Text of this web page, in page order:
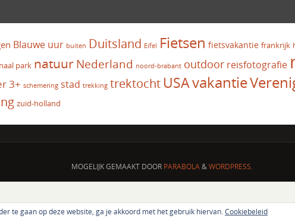
Blauwe uur buiten Duitsland Eifel Fietsen fietsvakantie frankrijk
park natuur Nederland noord-brabant outdoor reisfotografie
3+ schemering stad trekking trektocht USAvakantie
zuid-holland
MOGELIJK GEMAAKT DOOR PARABOLA&WORDPRESS.
te gaan op deze website, ga je akkoord met het gebruik hiervan.Cookiebeleid